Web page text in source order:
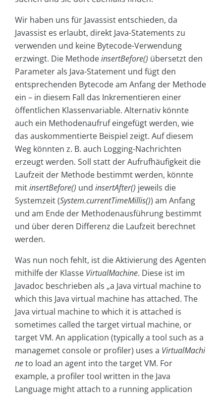
Wir haben uns für Javassist entschieden, da
Javassist es erlaubt, direkt Java-Statements zu
verwenden und keine Bytecode-Verwendung
erzwingt. Die MethodeinsertBefore() übersetzt den
Parameter als Java-Statement und fügt den
entsprechenden Bytecode am Anfang der Methode
ein – in diesem Fall das Inkrementieren einer
öffentlichen Klassenvariable. Alternativ könnte
auch ein Methodenaufruf eingefügt werden, wie
das auskommentierte Beispiel zeigt. Auf diesem
Weg könnten z. B. auch Logging-Nachrichten
erzeugt werden. Soll statt der Aufrufhäufigkeit die
Laufzeit der Methode bestimmt werden, könnte
mitinsertBefore() und insertAfter() jeweils die
Systemzeit (System.currentTimeMillis()) am Anfang
und am Ende der Methodenausführung bestimmt
und über deren Differenz die Laufzeit berechnet
werden.
Was nun noch fehlt, ist die Aktivierung des Agenten
mithilfe der Klasse VirtualMachine. Diese ist im
Javadoc beschrieben als „a Java virtual machine to
which this Java virtual machine has attached. The
Java virtual machine to which it is attached is
sometimes called the target virtual machine, or
target VM. An application (typically a tool such as a
managemet console or profiler) uses a VirtualMachi
neto load an agent into the target VM. For
example, a profiler tool written in the Java
Language might attach to a running application